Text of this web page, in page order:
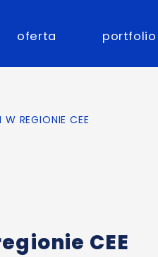
oferta portfolio
W REGIONIE CEE
CEE